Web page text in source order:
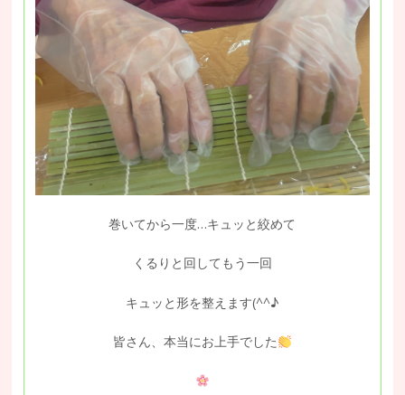
巻いてから一度…キュッと絞めて
くるりと回してもう一回
キュッと形を整えます(^^♪
皆さん、本当にお上手でした